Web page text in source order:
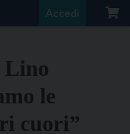
Accedi
Lino
le
cuori”